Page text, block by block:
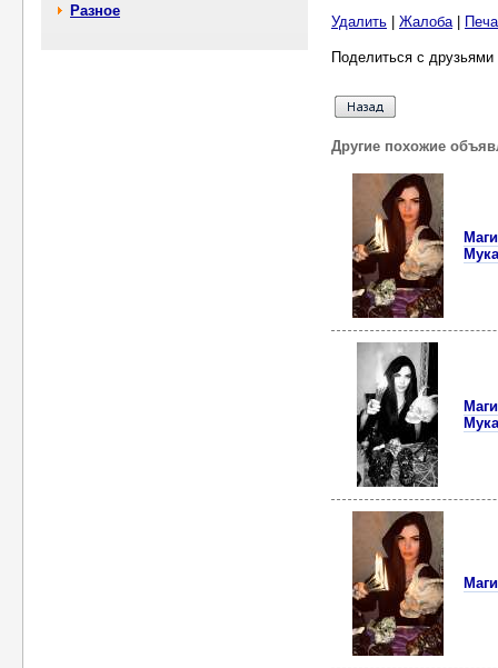
Разное
Удалить Жалоба|
Поделиться с
Другие похожие